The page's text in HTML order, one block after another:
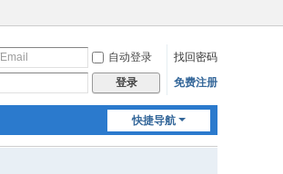
自动登录
找回密码
登录 免费注册
快捷导航